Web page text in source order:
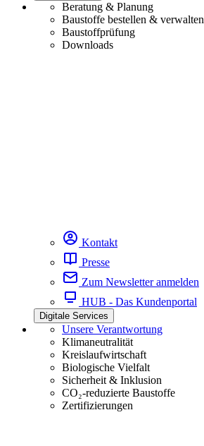
Beratung & Planung
Baustoffe bestellen & verwalten
Baustoffprüfung
Downloads
Kontakt
Presse
Zum Newsletter anmelden
HUB - Das Kundenportal
Digitale Services
Unsere Verantwortung
Klimaneutralität
Kreislaufwirtschaft
Biologische Vielfalt
Sicherheit & Inklusion
CO₂-reduzierte Baustoffe
Zertifizierungen